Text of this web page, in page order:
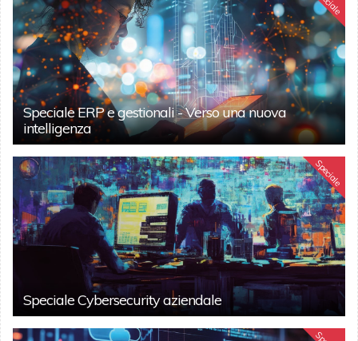
Speciale ERP e gestionali - Verso una nuova
intelligenza
Speciale
Speciale Cybersecurity aziendale